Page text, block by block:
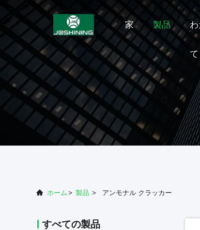
家 製品
て
ホーム > 製品 > アンモナル クラッカー
すべての製品